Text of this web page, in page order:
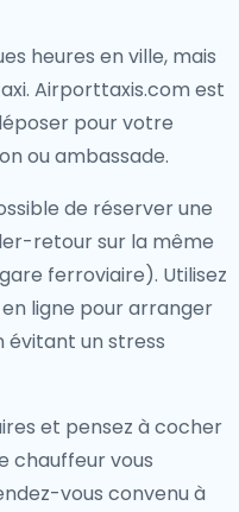
heures en ville, mais
Airporttaxis.com est
pour votre
ou ambassade.
de réserver une
retour sur la même
ferroviaire). Utilisez
ligne pour arranger
un stress
et pensez à cocher
chauffeur vous
vous convenu à